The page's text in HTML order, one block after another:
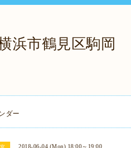
浜市鶴見区駒岡
ダー
2018-06-04 (Mon) 18:00～19:00